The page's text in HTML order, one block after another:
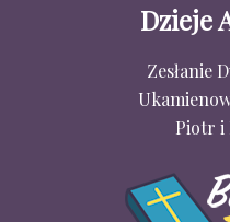
Dzieje
Zesłanie
Piotr i